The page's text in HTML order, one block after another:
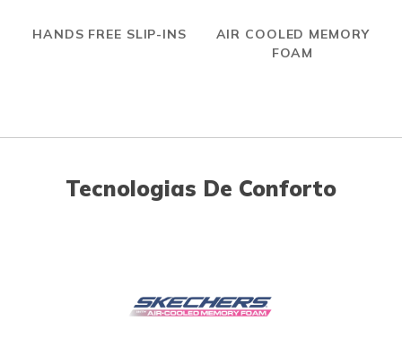
HANDS FREE SLIP-INS
AIR COOLED MEMORY
FOAM
Tecnologias De Conforto